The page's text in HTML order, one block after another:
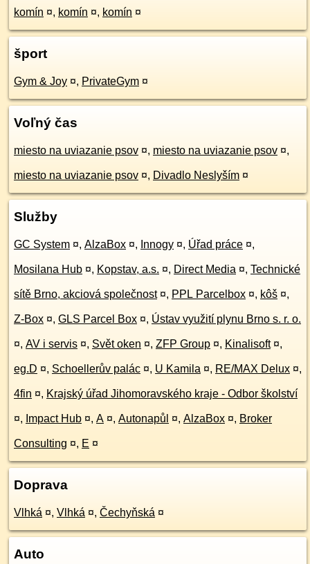
komín ¤, komín ¤, komín ¤
šport
Gym & Joy ¤, PrivateGym ¤
Voľný čas
miesto na uviazanie psov ¤, miesto na uviazanie psov ¤,
miesto na uviazanie psov ¤, Divadlo Neslyším ¤
Služby
GC System ¤, AlzaBox ¤, Innogy ¤, Úřad práce ¤,
Mosilana Hub ¤, Kopstav, a.s. ¤, Direct Media ¤, Technické
sítě Brno, akciová společnost ¤, PPL Parcelbox ¤, kôš ¤,
Z-Box ¤, GLS Parcel Box ¤, Ústav využití plynu Brno s. r. o.
¤, AV i servis ¤, Svět oken ¤, ZFP Group ¤, Kinalisoft ¤,
eg.D ¤, Schoellerův palác ¤, U Kamila ¤, RE/MAX Delux ¤,
4fin ¤, Krajský úřad Jihomoravského kraje - Odbor školství
¤, Impact Hub ¤, A ¤, Autonapůl ¤, AlzaBox ¤, Broker
Consulting ¤, E ¤
Doprava
Vlhká ¤, Vlhká ¤, Čechyňská ¤
Auto